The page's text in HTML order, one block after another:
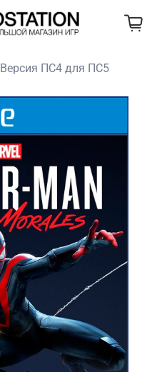
Версия ПС4 для ПС5